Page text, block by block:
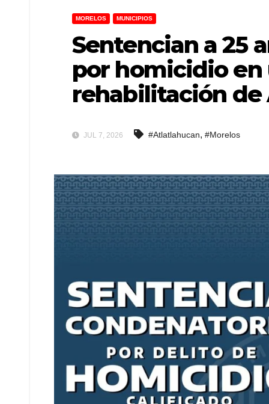
MORELOS MUNICIPIOS
Sentencian a 25
por homicidio
rehabilitación
JUL 7, 2026 #Atlatlahucan, #Morelos